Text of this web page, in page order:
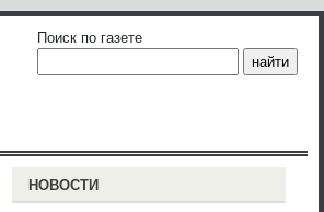
Поиск по газете
НОВОСТИ